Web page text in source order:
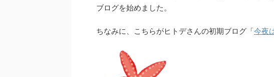
ブログを始めました。
ちなみに、こちらがヒトデさんの初期ブログ「今夜